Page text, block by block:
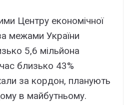
Центру економічної
межами України
5,6 мільйона
близько 43%
за кордон, планують
в майбутньому.